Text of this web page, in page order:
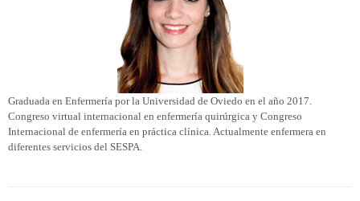
Graduada en Enfermería por la Universidad de Oviedo en el año 2017.
Congreso virtual internacional en enfermería quirúrgica y Congreso
Internacional de enfermería en práctica clínica. Actualmente enfermera en
diferentes servicios del SESPA.